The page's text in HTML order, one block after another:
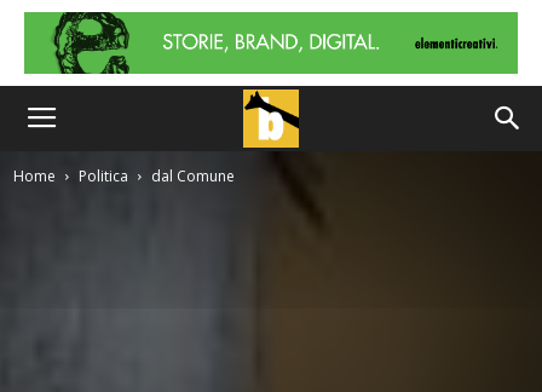
Home Politica dal Comune